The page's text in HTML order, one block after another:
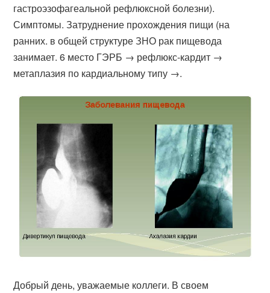
гастроэзофагеальной рефлюксной болезни).
Симптомы. Затруднение прохождения пищи (на
ранних. в общей структуре ЗНО рак пищевода
занимает. 6 место ГЭРБ → рефлюкс​-кардит →
метаплазия по кардиальному типу →.
Добрый день, уважаемые коллеги. В своем